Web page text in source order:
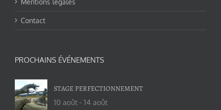
Contact
PROCHAINS ÉVÉNEMENTS
STAGE PERFECTIONNEMENT
10 août - 14 août